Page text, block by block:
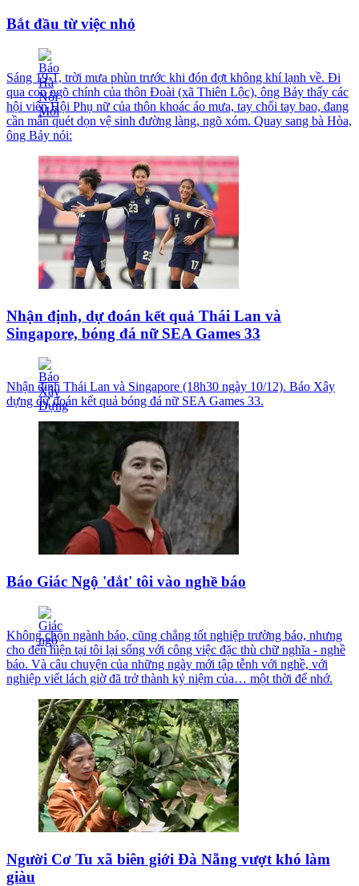
Bắt đầu từ việc nhỏ
Sáng 19-1, trời mưa phùn trước khi đón đợt không khí lạnh về. Đi
qua con ngõ chính của thôn Đoài (xã Thiên Lộc), ông Bảy thấy các
hội viên Hội Phụ nữ của thôn khoác áo mưa, tay chổi tay bao, đang
cần mẫn quét dọn vệ sinh đường làng, ngõ xóm. Quay sang bà Hòa,
ông Bảy nói:
Nhận định, dự đoán kết quả Thái Lan và
Singapore, bóng đá nữ SEA Games 33
Nhận định Thái Lan và Singapore (18h30 ngày 10/12). Báo Xây
dựng dự đoán kết quả bóng đá nữ SEA Games 33.
Báo Giác Ngộ 'dắt' tôi vào nghề báo
Không chọn ngành báo, cũng chẳng tốt nghiệp trường báo, nhưng
cho đến hiện tại tôi lại sống với công việc đặc thù chữ nghĩa - nghề
báo. Và câu chuyện của những ngày mới tập tễnh với nghề, với
nghiệp viết lách giờ đã trở thành kỷ niệm của… một thời để nhớ.
Người Cơ Tu xã biên giới Đà Nẵng vượt khó làm
giàu